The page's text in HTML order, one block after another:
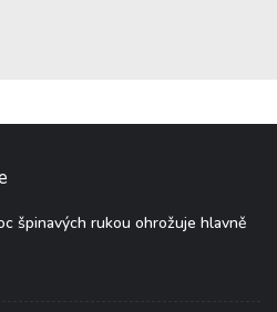
špinavých rukou ohrožuje hlavně